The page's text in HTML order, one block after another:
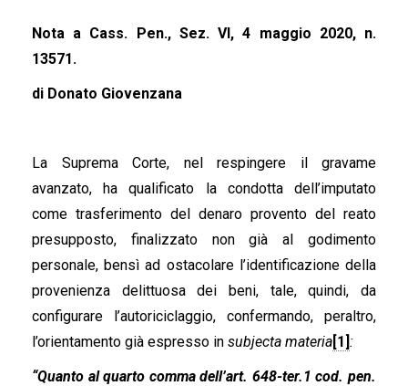
Nota a Cass. Pen., Sez. VI, 4 maggio 2020, n.
13571.
di Donato Giovenzana
La Suprema Corte, nel respingere il gravame
avanzato, ha qualificato la condotta dell’imputato
come trasferimento del denaro provento del reato
presupposto, finalizzato non già al godimento
personale, bensì ad ostacolare l’identificazione della
provenienza delittuosa dei beni, tale, quindi, da
configurare l’autoriciclaggio, confermando, peraltro,
l’orientamento già espresso in subjecta materia[1]:
“Quanto al quarto comma dell’art. 648-ter.1 cod. pen.